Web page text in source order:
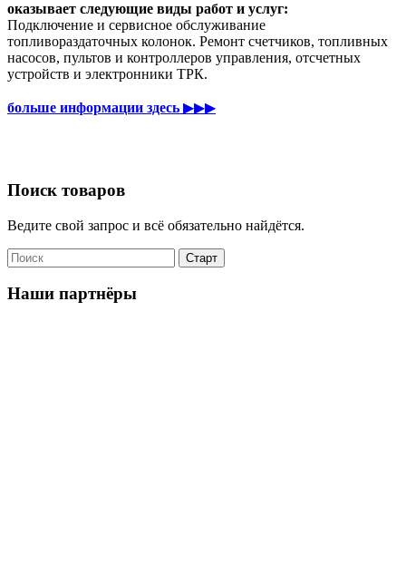
оказывает следующие виды работ и услуг:
Подключение и сервисное обслуживание
топливораздаточных колонок. Ремонт счетчиков, топливных
насосов, пультов и контроллеров управления, отсчетных
устройств и электронники ТРК.
больше информации здесь ▶▶▶
Поиск товаров
Ведите свой запрос и всё обязательно найдётся.
Наши партнёры